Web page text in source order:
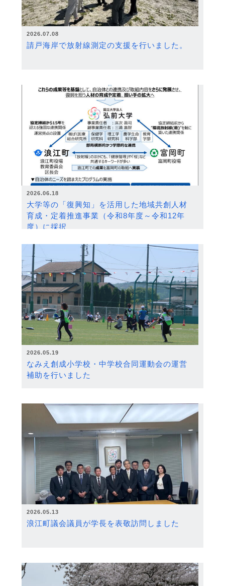
2026.07.08
請戸海岸で放射線測定の支援を行いました。
2026.06.18
大学等の「復興知」を活用した地域共創人材
育成・定着推進事業（令和8年度～令和12年
度）に採択
2026.05.19
なみえ創成小学校・中学校合同運動会の運営
補助を行いました
2026.05.13
浪江町議会議員が学長を表敬訪問しました